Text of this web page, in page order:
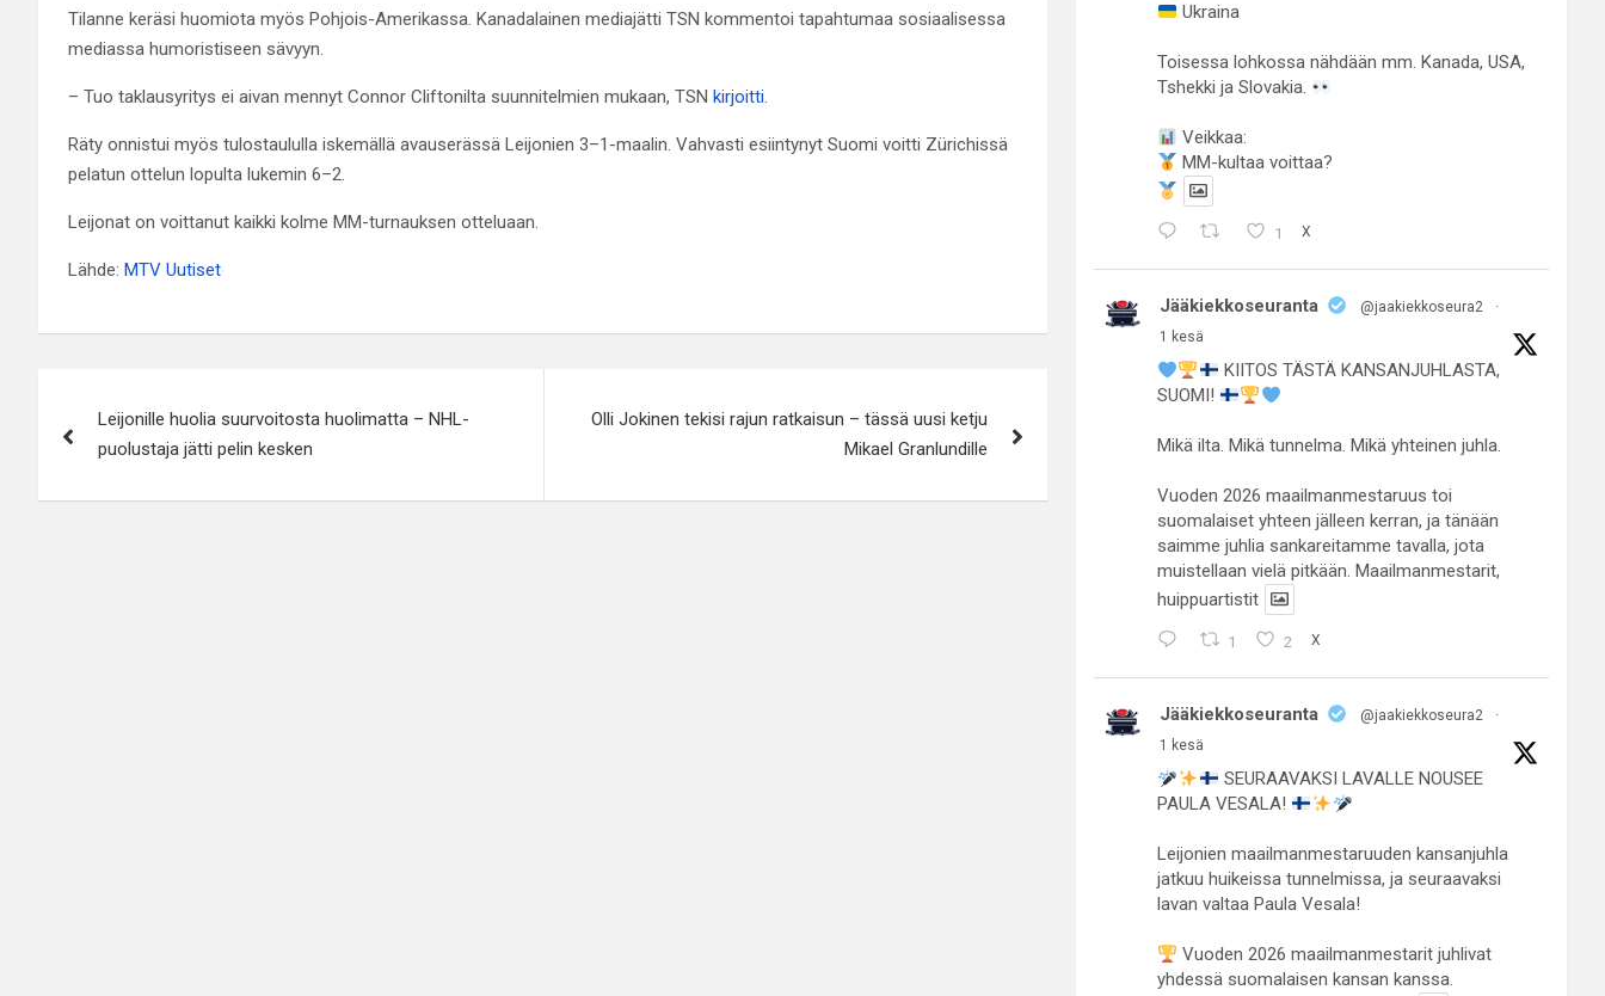
Tilanne keräsi huomiota myös Pohjois-Amerikassa. Kanadalainen mediajätti TSN kommentoi tapahtumaa sosiaalisessa
mediassa humoristiseen sävyyn.
– Tuo taklausyritys ei aivan mennyt Connor Cliftonilta suunnitelmien mukaan, TSN kirjoitti.
Räty onnistui myös tulostaululla iskemällä avauserässä Leijonien 3–1-maalin. Vahvasti esiintynyt Suomi voitti Zürichissä
pelatun ottelun lopulta lukemin 6–2.
Leijonat on voittanut kaikki kolme MM-turnauksen otteluaan.
Lähde: MTV Uutiset
selaus
Leijonille huolia suurvoitosta huolimatta – NHL-
puolustaja jätti pelin kesken
Olli Jokinen tekisi rajun ratkaisun – tässä uusi ketju
Mikael Granlundille
Ukraina
Toisessa lohkossa nähdään mm. Kanada, USA,
Tshekki ja Slovakia.
Veikkaa:
MM-kultaa voittaa?
1 X
Jääkiekkoseuranta @jaakiekkoseura2
·
1 kesä
KIITOS TÄSTÄ KANSANJUHLASTA,
SUOMI!
Mikä ilta. Mikä tunnelma. Mikä yhteinen juhla.
Vuoden 2026 maailmanmestaruus toi
suomalaiset yhteen jälleen kerran, ja tänään
saimme juhlia sankareitamme tavalla, jota
muistellaan vielä pitkään. Maailmanmestarit,
huippuartistit
1 2 X
Jääkiekkoseuranta @jaakiekkoseura2
·
1 kesä
SEURAAVAKSI LAVALLE NOUSEE
PAULA VESALA!
Leijonien maailmanmestaruuden kansanjuhla
jatkuu huikeissa tunnelmissa, ja seuraavaksi
lavan valtaa Paula Vesala!
Vuoden 2026 maailmanmestarit juhlivat
yhdessä suomalaisen kansan kanssa.